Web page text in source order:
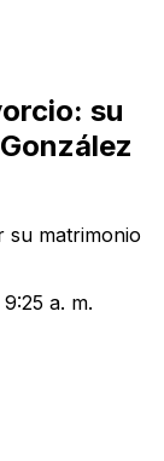
su
su matrimonio
a. m.